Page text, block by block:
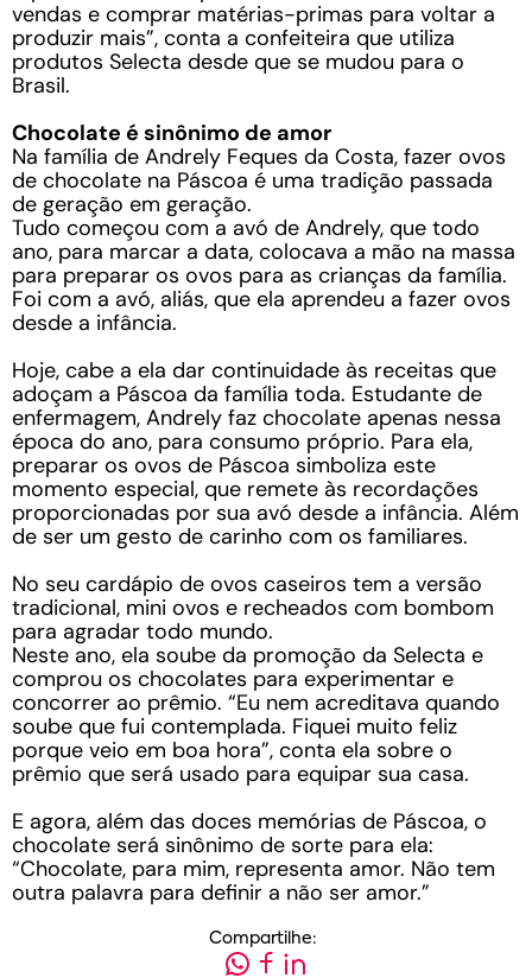
vendas e comprar matérias-primas para voltar a
produzir mais”, conta a confeiteira que utiliza
produtos Selecta desde que se mudou para o
Brasil.
Chocolate é sinônimo de amor
Na família de Andrely Feques da Costa, fazer ovos
de chocolate na Páscoa é uma tradição passada
de geração em geração.
Tudo começou com a avó de Andrely, que todo
ano, para marcar a data, colocava a mão na massa
para preparar os ovos para as crianças da família.
Foi com a avó, aliás, que ela aprendeu a fazer ovos
desde a infância.
Hoje, cabe a ela dar continuidade às receitas que
adoçam a Páscoa da família toda. Estudante de
enfermagem, Andrely faz chocolate apenas nessa
época do ano, para consumo próprio. Para ela,
preparar os ovos de Páscoa simboliza este
momento especial, que remete às recordações
proporcionadas por sua avó desde a infância. Além
de ser um gesto de carinho com os familiares.
No seu cardápio de ovos caseiros tem a versão
tradicional, mini ovos e recheados com bombom
para agradar todo mundo.
Neste ano, ela soube da promoção da Selecta e
comprou os chocolates para experimentar e
concorrer ao prêmio. “Eu nem acreditava quando
soube que fui contemplada. Fiquei muito feliz
porque veio em boa hora”, conta ela sobre o
prêmio que será usado para equipar sua casa.
E agora, além das doces memórias de Páscoa, o
chocolate será sinônimo de sorte para ela:
“Chocolate, para mim, representa amor. Não tem
outra palavra para definir a não ser amor.”
Compartilhe: